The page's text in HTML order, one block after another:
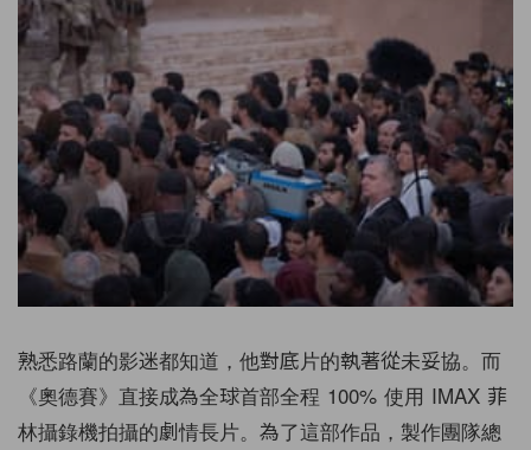
熟悉路蘭的影迷都知道，他對底片的執著從未妥協。而
《奧德賽》直接成為全球首部全程 100% 使用 IMAX 菲
林攝錄機拍攝的劇情長片。為了這部作品，製作團隊總